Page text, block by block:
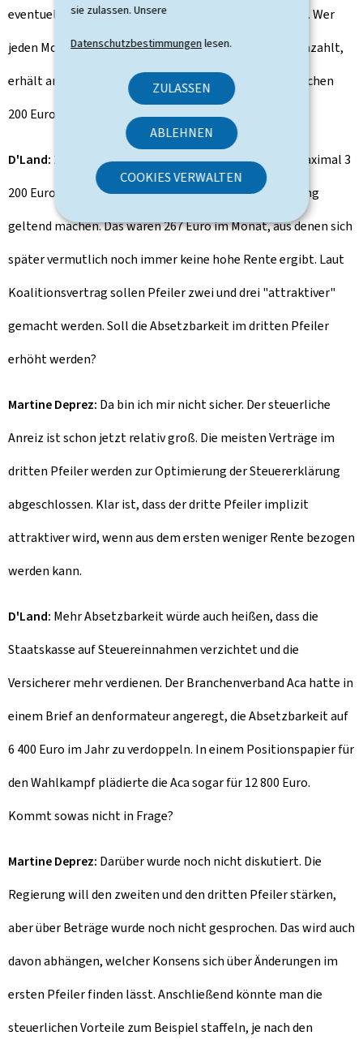
sie zulassen. Unsere
Datenschutzbestimmungenlesen.
ZULASSEN
ABLEHNEN
COOKIES VERWALTEN
eventuelle Boni, die der Versicherer erwirtschaftet hat. Wer
jeden Monat 200 Euro in eine solche Altersvorsorge einzahlt,
erhält am Ende nicht viel mehr, als aus diesen monatlichen
200 Euro über mehrere Jahre zusammenkam.
D'Land: 200 Euro monatlich sind 2 400 Euro im Jahr. Maximal 3
200 Euro lassen sich auf der Einkommensteuererklärung
geltend machen. Das wären 267 Euro im Monat, aus denen sich
später vermutlich noch immer keine hohe Rente ergibt. Laut
Koalitionsvertrag sollen Pfeiler zwei und drei "attraktiver"
gemacht werden. Soll die Absetzbarkeit im dritten Pfeiler
erhöht werden?
Martine Deprez: Da bin ich mir nicht sicher. Der steuerliche
Anreiz ist schon jetzt relativ groß. Die meisten Verträge im
dritten Pfeiler werden zur Optimierung der Steuererklärung
abgeschlossen. Klar ist, dass der dritte Pfeiler implizit
attraktiver wird, wenn aus dem ersten weniger Rente bezogen
werden kann.
D'Land: Mehr Absetzbarkeit würde auch heißen, dass die
Staatskasse auf Steuereinnahmen verzichtet und die
Versicherer mehr verdienen. Der Branchenverband Aca hatte in
einem Brief an denformateur angeregt, die Absetzbarkeit auf
6 400 Euro im Jahr zu verdoppeln. In einem Positionspapier für
den Wahlkampf plädierte die Aca sogar für 12 800 Euro.
Kommt sowas nicht in Frage?
Martine Deprez: Darüber wurde noch nicht diskutiert. Die
Regierung will den zweiten und den dritten Pfeiler stärken,
aber über Beträge wurde noch nicht gesprochen. Das wird auch
davon abhängen, welcher Konsens sich über Änderungen im
ersten Pfeiler finden lässt. Anschließend könnte man die
steuerlichen Vorteile zum Beispiel staffeln, je nach den